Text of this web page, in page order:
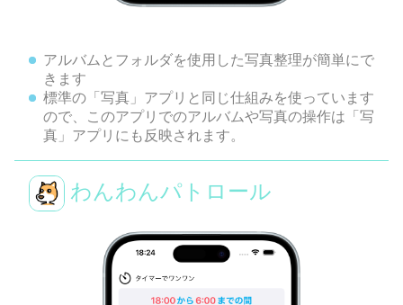
アルバムとフォルダを使用した写真整理が簡単にで
きます
標準の「写真」アプリと同じ仕組みを使っています
ので、このアプリでのアルバムや写真の操作は「写
真」アプリにも反映されます。
わんわんパトロール